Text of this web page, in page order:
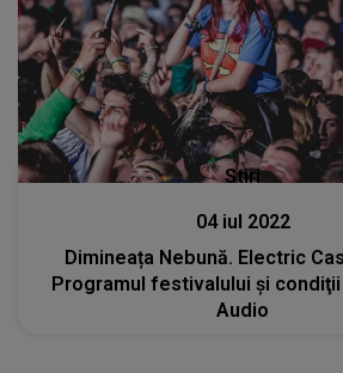
Stiri
04 iul 2022
Dimineața Nebună. Electric
Programul festivalului şi
Audio